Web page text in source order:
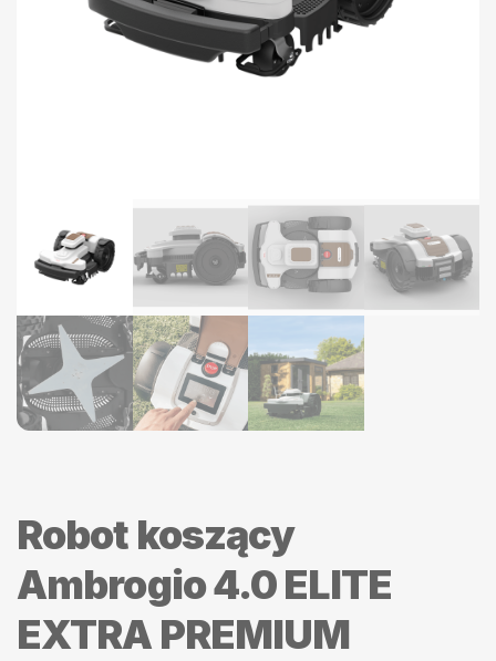
Robot koszący
Ambrogio 4.0 ELITE
EXTRA PREMIUM